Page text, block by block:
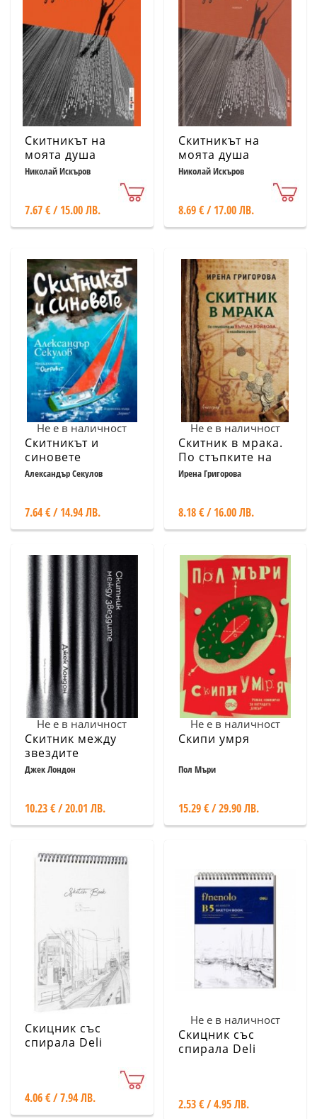
Скитникът на
моята душа
Николай Искъров
7.67 € / 15.00 ЛВ.
Скитникът на
моята душа
(твърда корица)
Николай Искъров
8.69 € / 17.00 ЛВ.
Не е в наличност
Скитникът и
синовете
Александър Секулов
7.64 € / 14.94 ЛВ.
Не е в наличност
Скитник в мрака.
По стъпките на
Вълчан войвода и
Ирена Григорова
8.18 € / 16.00 ЛВ.
Не е в наличност
Скитник между
звездите
Джек Лондон
10.23 € / 20.01 ЛВ.
Не е в наличност
Скипи умря
Пол Мъри
15.29 € / 29.90 ЛВ.
Скицник със
спирала Deli
4.06 € / 7.94 ЛВ.
Не е в наличност
Скицник със
спирала Deli
2.53 € / 4.95 ЛВ.